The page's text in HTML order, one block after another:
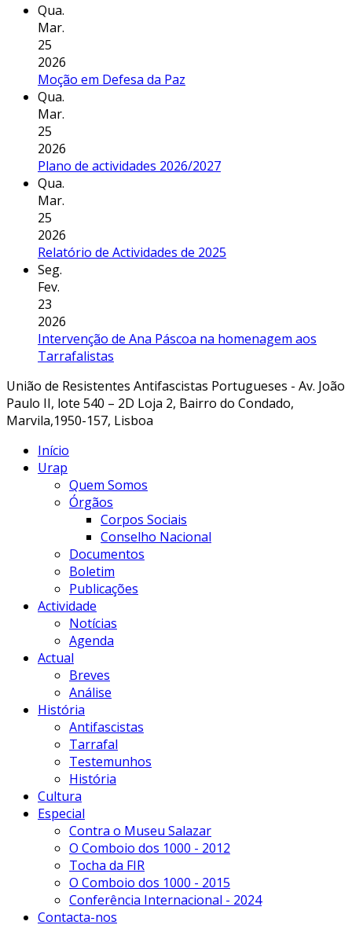
Qua.
Mar.
25
2026
Moção em Defesa da Paz
Qua.
Mar.
25
2026
Plano de actividades 2026/2027
Qua.
Mar.
25
2026
Relatório de Actividades de 2025
Seg.
Fev.
23
2026
Intervenção de Ana Páscoa na homenagem aos
Tarrafalistas
União de Resistentes Antifascistas Portugueses - Av. João
Paulo II, lote 540 – 2D Loja 2, Bairro do Condado,
Marvila,1950-157, Lisboa
Início
Urap
Quem Somos
Órgãos
Corpos Sociais
Conselho Nacional
Documentos
Boletim
Publicações
Actividade
Notícias
Agenda
Actual
Breves
Análise
História
Antifascistas
Tarrafal
Testemunhos
História
Cultura
Especial
Contra o Museu Salazar
O Comboio dos 1000 - 2012
Tocha da FIR
O Comboio dos 1000 - 2015
Conferência Internacional - 2024
Contacta-nos